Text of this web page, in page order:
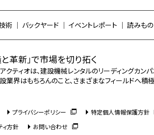
術 バックヤード イベントレポート 読みもの
革新」で市場を切り拓く
クティオは、建設機械レンタルのリーディングカン
業界はもちろんのこと、さまざまなフィールドへ
プライバシーポリシー 特定個人情報保護方針
ィ方針
お問い合わせ